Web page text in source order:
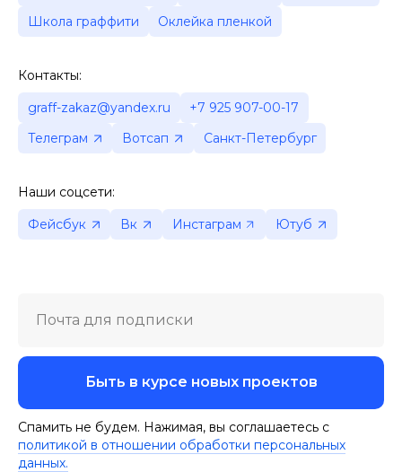
Школа граффити
Оклейка пленкой
Контакты:
graff-zakaz@yandex.ru
+7 925 907-00-17
Телеграм
Вотсап Санкт-Петербург
Наши соцсети:
Фейсбук
Вк Инстаграм Ютуб
Почта для подписки
Быть в курсе новых проектов
Спамить не будем. Нажимая, вы соглашаетесь с
политикой в отношении обработки персональных
данных.